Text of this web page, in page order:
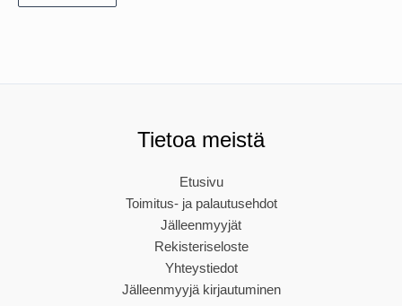
Tietoa meistä
Etusivu
Toimitus- ja palautusehdot
Jälleenmyyjät
Rekisteriseloste
Yhteystiedot
Jälleenmyyjä kirjautuminen